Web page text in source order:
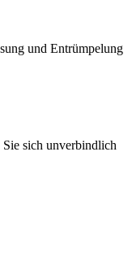
und Entrümpelung
sich unverbindlich